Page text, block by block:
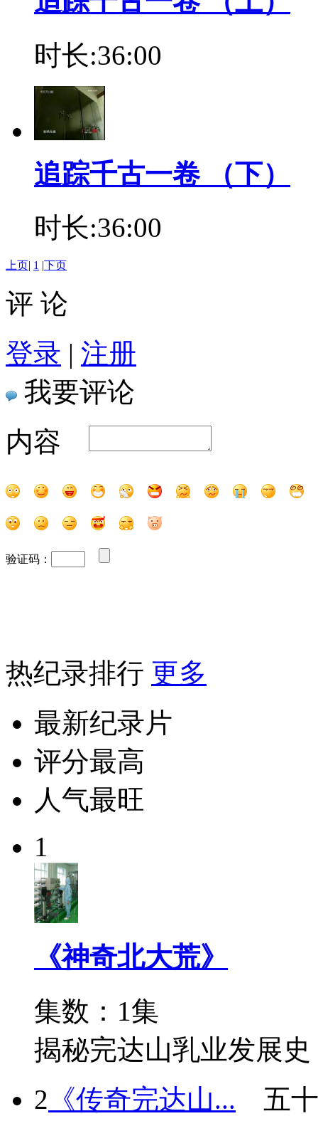
时长:36:00
追踪千古一卷 （下）
时长:36:00
上页| 1 |下页
评 论
登录 | 注册
我要评论
内容
验证码：
热纪录排行 更多
最新纪录片
评分最高
人气最旺
1
《神奇北大荒》
集数：1集
揭秘完达山乳业发展史
2 《传奇完达山...
五